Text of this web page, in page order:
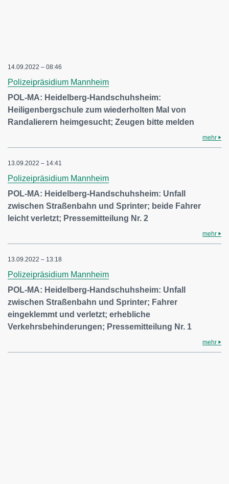
14.09.2022 – 08:46
Polizeipräsidium Mannheim
POL-MA: Heidelberg-Handschuhsheim:
Heiligenbergschule zum wiederholten Mal von
Randalierern heimgesucht; Zeugen bitte melden
mehr
13.09.2022 – 14:41
Polizeipräsidium Mannheim
POL-MA: Heidelberg-Handschuhsheim: Unfall
zwischen Straßenbahn und Sprinter; beide Fahrer
leicht verletzt; Pressemitteilung Nr. 2
mehr
13.09.2022 – 13:18
Polizeipräsidium Mannheim
POL-MA: Heidelberg-Handschuhsheim: Unfall
zwischen Straßenbahn und Sprinter; Fahrer
eingeklemmt und verletzt; erhebliche
Verkehrsbehinderungen; Pressemitteilung Nr. 1
mehr